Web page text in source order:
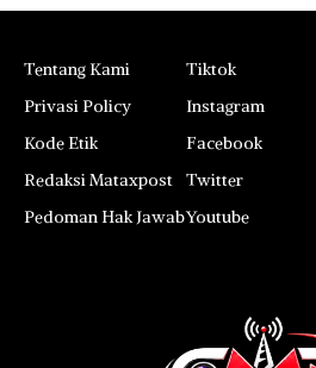
Tentang Kami
Privasi Policy
Kode Etik
Redaksi Mataxpost
Pedoman Hak Jawab
Tiktok
Instagram
Facebook
Twitter
Youtube